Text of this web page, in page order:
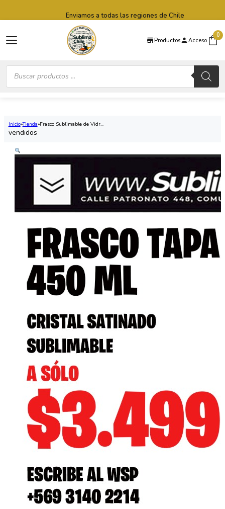
Productos Acceso
0
Búsqueda
productos
Enviamos a todas las regiones de Chile
Inicio Tienda Frasco Sublimable de Vidr...
vendidos